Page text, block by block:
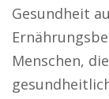
Gesundheit
Menschen,